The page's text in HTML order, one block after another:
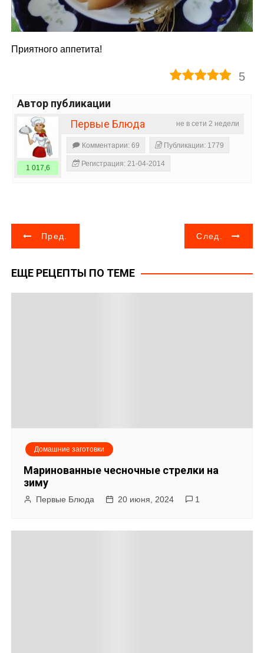
Приятного аппетита!
5
Автор публикации
не в сети 2 недели
Первые Блюда
1 017,6
Комментарии: 69 Публикации: 1779
Регистрация: 21-04-2014
Н
в
Пред. След.
ЕЩЕ РЕЦЕПТЫ ПО ТЕМЕ
Домашние заготовки
Маринованные чесночные стрелки на
зиму
Первые Блюда 20 июня, 2024 1